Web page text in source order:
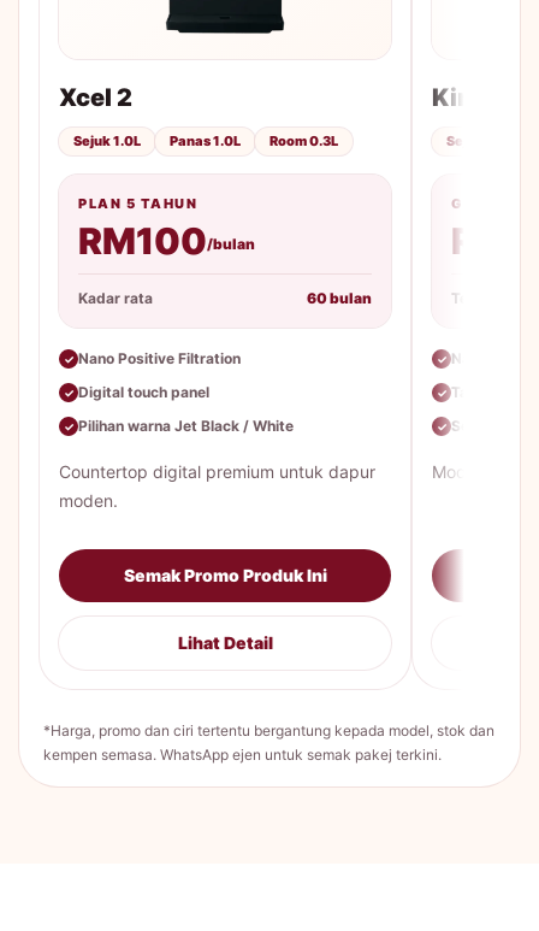
Xcel 2
Sejuk 1.0L Panas 1.0L Room 0.3L
PLAN 5 TAHUN
RM100/bulan
Kadar rata 60 bulan
✓ Nano Positive Filtration
✓ Digital touch panel
✓ Pilihan warna Jet Black / White
Countertop digital premium untuk dapur
moden.
Semak Promo Produk Ini
Lihat Detail
King
Sejuk 1.0L
GOOD
Tempoh
✓ Nano
✓ Tangki
✓ Servis &
Model
*Harga, promo dan ciri tertentu bergantung kepada model, stok dan
kempen semasa. WhatsApp ejen untuk semak pakej terkini.